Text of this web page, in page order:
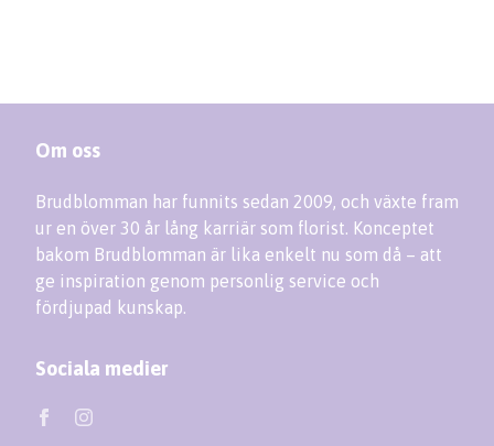
Om oss
Brudblomman har funnits sedan 2009, och växte fram
ur en över 30 år lång karriär som florist. Konceptet
bakom Brudblomman är lika enkelt nu som då – att
ge inspiration genom personlig service och
fördjupad kunskap.
Sociala medier